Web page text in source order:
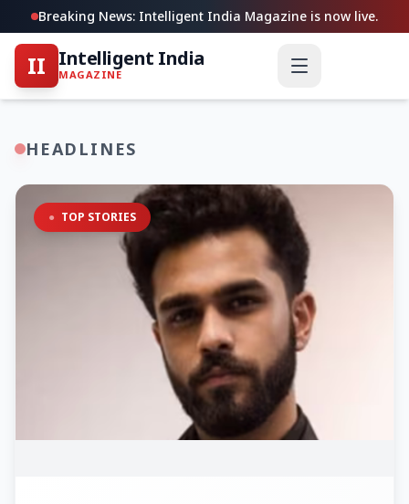
Breaking News: Intelligent India Magazine is now live.
II Intelligent India
MAGAZINE
HEADLINES
● TOP STORIES